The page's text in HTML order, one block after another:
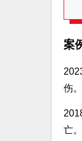
案
伤。
亡。